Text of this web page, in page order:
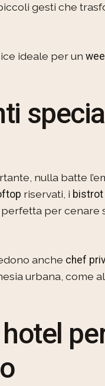
gesti che
ideale per un
nulla batte
riservati, i bistrot
per cenare
anche chef
urbana, come al